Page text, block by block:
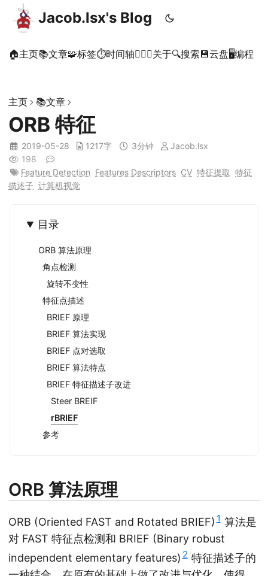
Jacob.lsx's Blog
🏠主页📚文章🧩标签⏱时间轴🙋🏻‍♂️关于🔍搜索💾云盘🖥️编程
主页 📚文章
ORB 特征
2019-05-28 1217字 3分钟
Jacob.lsx
198
Feature Detection Features Descriptors CV 特征提取 特征
描述子 计算机视觉
目录
ORB 算法原理
角点检测
旋转不变性
特征点描述
BRIEF 原理
BRIEF 算法实现
BRIEF 点对选取
BRIEF 算法特点
BRIEF 特征描述子改进
Steer BREIF
rBRIEF
参考
ORB 算法原理
ORB (Oriented FAST and Rotated BRIEF) 1 算法是
对 FAST 特征点检测和 BRIEF (Binary robust
independent elementary features) 2 特征描述子的